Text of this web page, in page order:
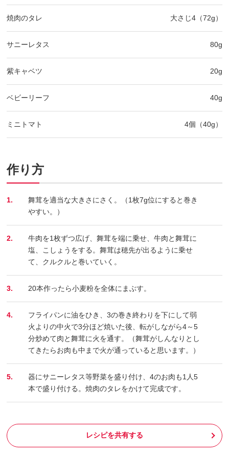
焼肉のタレ 大さじ4（72g）
サニーレタス 80g
紫キャベツ 20g
ベビーリーフ 40g
ミニトマト 4個（40g）
作り方
1.
舞茸を適当な大きさにさく。（1枚7g位にすると巻き
やすい。）
2.
牛肉を1枚ずつ広げ、舞茸を端に乗せ、牛肉と舞茸に
塩、こしょうをする。舞茸は穂先が出るように乗せ
て、クルクルと巻いていく。
3. 20本作ったら小麦粉を全体にまぶす。
4.
フライパンに油をひき、3の巻き終わりを下にして弱
火よりの中火で3分ほど焼いた後、転がしながら4～5
分炒めて肉と舞茸に火を通す。（舞茸がしんなりとし
てきたらお肉も中まで火が通っていると思います。）
5.
器にサニーレタス等野菜を盛り付け、4のお肉も1人5
本で盛り付ける。焼肉のタレをかけて完成です。
レシピを共有する